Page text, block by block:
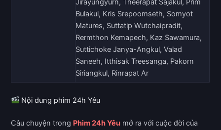
Jirayungyurn, Theerapat Sajakul, Prim
Bulakul, Kris Srepoomseth, Somyot
Matures, Suttatip Wutchaipradit,
Rermthon Kemapech, Kaz Sawamura,
Suttichoke Janya-Angkul, Valad
Saneeh, Itthisak Treesanga, Pakorn
Siriangkul, Rinrapat Ar
Nội dung phim 24h Yêu
Câu chuyện trong Phim 24h Yêu mở ra với cuộc đời của